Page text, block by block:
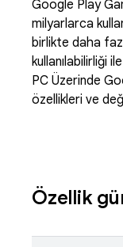
Google Play
milyarlarca
birlikte daha
kullanılabilirliği
PC Üzerinde
özellikleri ve
Özellik